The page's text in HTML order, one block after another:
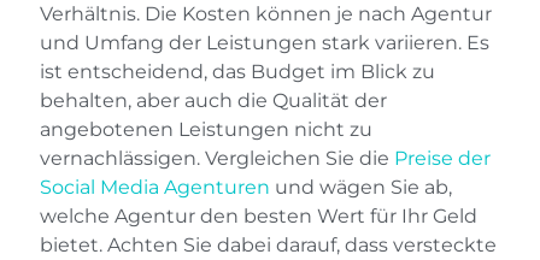
Verhältnis. Die Kosten können je nach Agentur
und Umfang der Leistungen stark variieren. Es
ist entscheidend, das Budget im Blick zu
behalten, aber auch die Qualität der
angebotenen Leistungen nicht zu
vernachlässigen. Vergleichen Sie die Preise der
Social Media Agenturen und wägen Sie ab,
welche Agentur den besten Wert für Ihr Geld
bietet. Achten Sie dabei darauf, dass versteckte